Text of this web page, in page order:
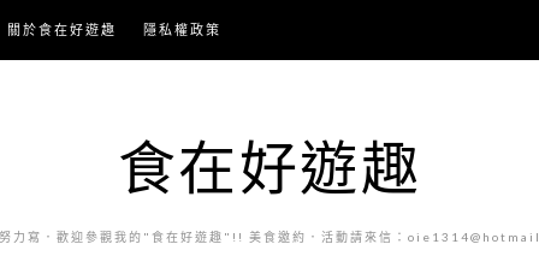
關於食在好遊趣 隱私權政策
食在好遊趣
力寫．歡迎參觀我的"食在好遊趣"!! 美食邀約．活動請來信：